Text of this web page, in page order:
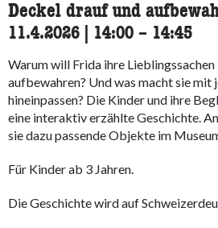
Deckel drauf und
11.4.2026 14:00 – 14:45
Warum will Frida ihre
aufbewahren? Und was macht sie mit
hineinpassen? Die Kinder und ihre
eine interaktiv erzählte Geschichte.
sie dazu passende Objekte im
Für Kinder ab 3 Jahren.
Die Geschichte wird auf